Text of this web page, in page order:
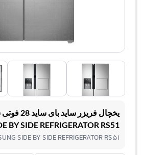
یخچال فریزر
BY SIDE REFRIGERATOR RS51
SIDE BY SIDE REFRIGERATOR RS51